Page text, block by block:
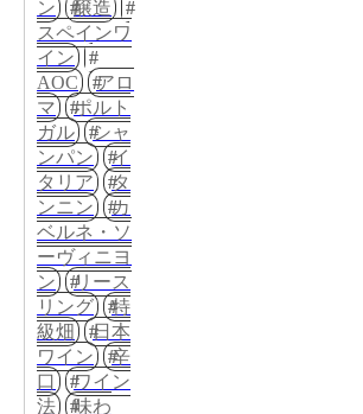
ン
醸造
スペインワ
イン
AOC
アロ
マ
ポルト
ガル
シャ
ンパン
イ
タリア
タ
ンニン
カ
ベルネ・ソ
ーヴィニヨ
ン
リース
リング
特
級畑
日本
ワイン
辛
口
ワイン
法
味わ